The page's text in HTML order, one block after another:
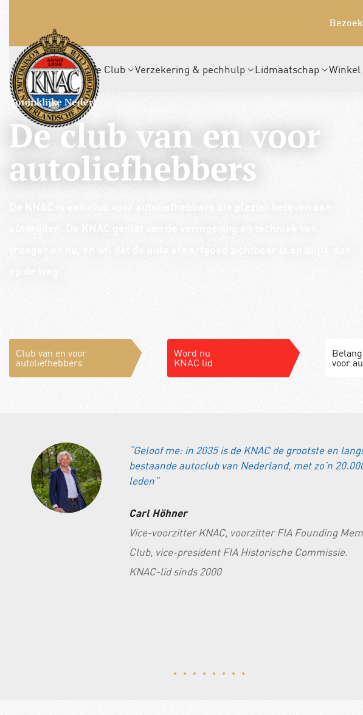
De Club Verzekering & pechhulp Lidmaatschap Winkel
Koninklijke Nederlandsche Automobiel Club
De club van en voor
autoliefhebbers
Club van en voor
autoliefhebbers
Word nu
KNAC lid
voor
“Geloof me: in 2035 is de KNAC de grootste en
bestaande autoclub van Nederland, met zo’n
leden”
Carl Höhner
Vice-voorzitter KNAC, voorzitter FIA Founding
Club, vice-president FIA Historische Commissie.
KNAC-lid sinds 2000